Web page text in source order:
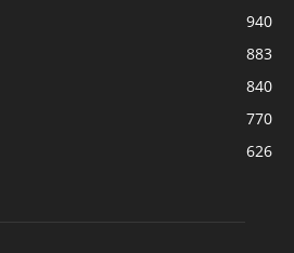
940
883
840
770
626